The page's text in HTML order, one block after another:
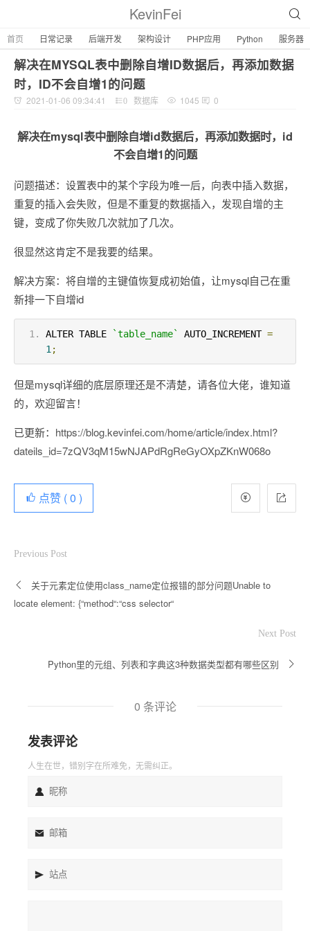
KevinFei
首页 日常记录 后端开发 架构设计 PHP应用 Python 服务器
解决在MYSQL表中删除自增ID数据后，再添加数据
时，ID不会自增1的问题
2021-01-06 09:34:41 0 数据库 1045 0
解决在mysql表中删除自增id数据后，再添加数据时，id
不会自增1的问题
问题描述：设置表中的某个字段为唯一后，向表中插入数据，
重复的插入会失败，但是不重复的数据插入，发现自增的主
键，变成了你失败几次就加了几次。
很显然这肯定不是我要的结果。
解决方案：将自增的主键值恢复成初始值，让mysql自己在重
新排一下自增id
ALTER TABLE `table_name` AUTO_INCREMENT =
1 ;
但是mysql详细的底层原理还是不清楚，请各位大佬，谁知道
的，欢迎留言！
已更新： https://blog.kevinfei.com/home/article/index.html?
dateils_id=7zQV3qM15wNJAPdRgReGyOXpZKnW068o
点赞 (0 )
Previous Post
关于元素定位使用class_name定位报错的部分问题Unable to
locate element: {“method“:“css selector“
Next Post
Python里的元组、列表和字典这3种数据类型都有哪些区别
0 条评论
发表评论
人生在世，错别字在所难免，无需纠正。